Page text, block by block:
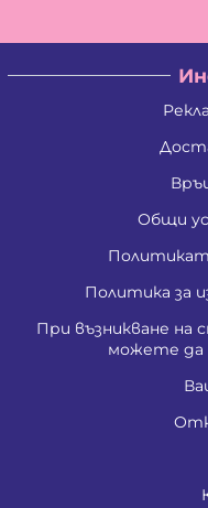
Общи
Политика за
При възникване на
можете да